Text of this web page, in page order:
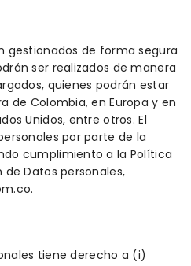
gestionados de forma segura
ser realizados de manera
quienes podrán estar
de Colombia, en Europa y en
Unidos, entre otros. El
por parte de la
cumplimiento a la Política
Datos personales,
tiene derecho a (i)